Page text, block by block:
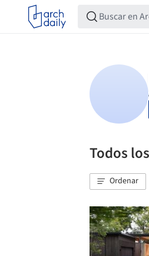
Todos
Ordenar